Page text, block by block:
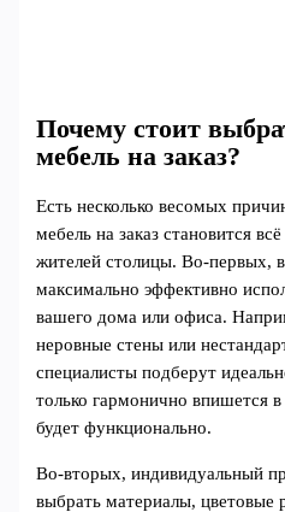
Почему стоит
мебель на заказ?
Есть несколько весомых
мебель на заказ становится
жителей столицы. Во-первых,
максимально эффективно
вашего дома или офиса.
неровные стены или
специалисты подберут
только гармонично впишется
будет функционально.
Во-вторых, индивидуальный
выбрать материалы,